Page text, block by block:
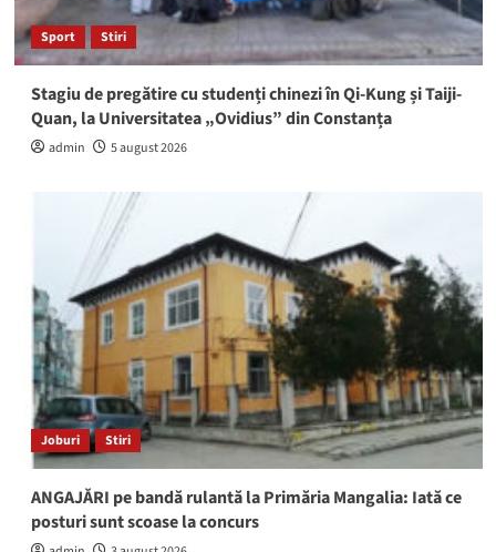
Sport Stiri
Stagiu de pregătire cu studenți chinezi în Qi-Kung și Taiji-
Quan, la Universitatea „Ovidius” din Constanța
admin 5 august 2026
Joburi Stiri
ANGAJĂRI pe bandă rulantă la Primăria Mangalia: Iată ce
posturi sunt scoase la concurs